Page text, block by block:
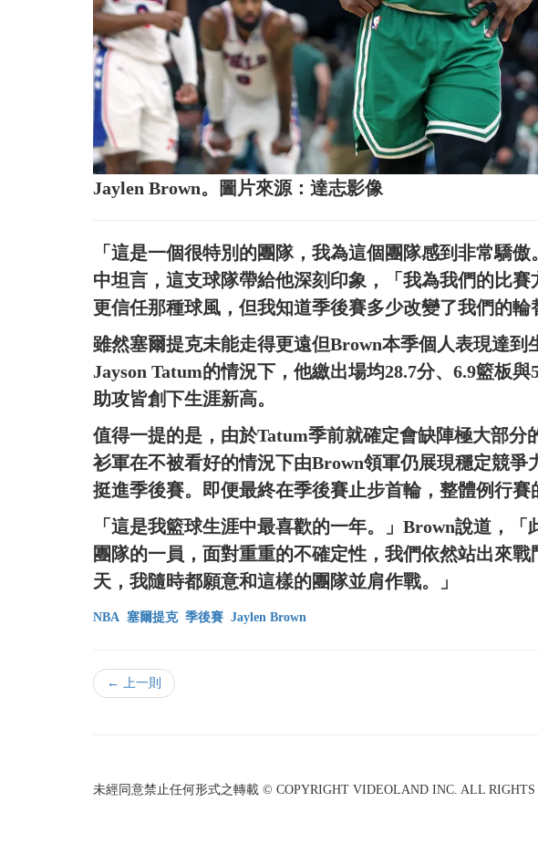
Jaylen Brown。圖片來源：達志影像
「這是一個很特別的團隊，我為這個團隊感到非常驕
中坦言，這支球隊帶給他深刻印象，「我為我們的比
更信任那種球風，但我知道季後賽多少改變了我們的輪
雖然塞爾提克未能走得更遠但Brown本季個人表現達到
Jayson Tatum的情況下，他繳出場均28.7分、6.9籃板
助攻皆創下生涯新高。
值得一提的是，由於Tatum季前就確定會缺陣極大部分
衫軍在不被看好的情況下由Brown領軍仍展現穩定競爭
挺進季後賽。即便最終在季後賽止步首輪，整體例行賽
「這是我籃球生涯中最喜歡的一年。」Brown說道，
團隊的一員，面對重重的不確定性，我們依然站出來
天，我隨時都願意和這樣的團隊並肩作戰。」
NBA 塞爾提克 季後賽 Jaylen Brown
← 上一則
未經同意禁止任何形式之轉載 © COPYRIGHT VIDEOLAND INC. ALL